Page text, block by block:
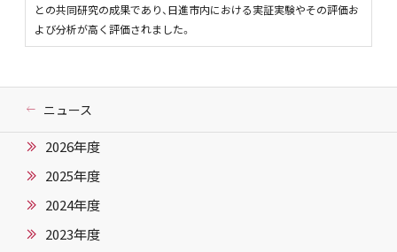
との共同研究の成果であり、日進市内における実証実験やその評価お
よび分析が高く評価されました。
ニュース
2026年度
2025年度
2024年度
2023年度